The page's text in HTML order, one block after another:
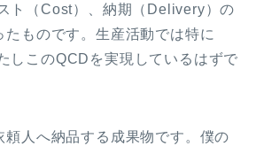
ト（Cost）、納期（Delivery）の
たものです。生産活動では特に
しこのQCDを実現しているはずで
頼人へ納品する成果物です。僕の